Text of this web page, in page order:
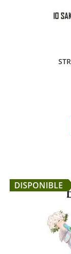
DISPONIBLE